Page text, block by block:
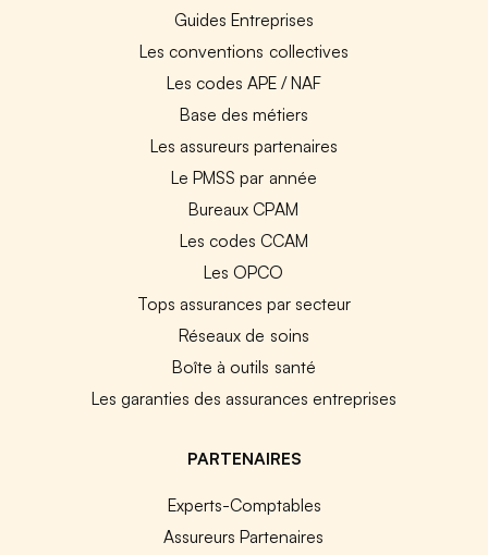
Guides Entreprises
Les conventions collectives
Les codes APE / NAF
Base des métiers
Les assureurs partenaires
Le PMSS par année
Bureaux CPAM
Les codes CCAM
Les OPCO
Tops assurances par secteur
Réseaux de soins
Boîte à outils santé
Les garanties des assurances entreprises
PARTENAIRES
Experts-Comptables
Assureurs Partenaires